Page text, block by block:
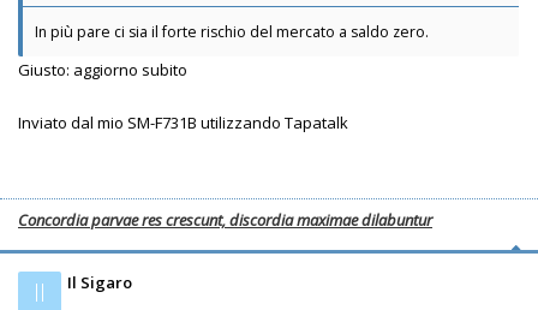
In più pare ci sia il forte rischio del mercato a saldo zero.
Giusto: aggiorno subito
Inviato dal mio SM-F731B utilizzando Tapatalk
Concordia parvae res crescunt, discordia maximae dilabuntur
Il Il Sigaro